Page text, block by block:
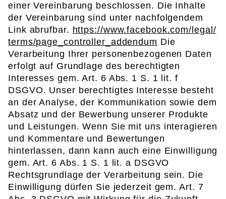
einer Vereinbarung beschlossen. Die Inhalte
der Vereinbarung sind unter nachfolgendem
Link abrufbar. https://www.facebook.com/legal/
terms/page_controller_addendum Die
Verarbeitung Ihrer personenbezogenen Daten
erfolgt auf Grundlage des berechtigten
Interesses gem. Art. 6 Abs. 1 S. 1 lit. f
DSGVO. Unser berechtigtes Interesse besteht
an der Analyse, der Kommunikation sowie dem
Absatz und der Bewerbung unserer Produkte
und Leistungen. Wenn Sie mit uns interagieren
und Kommentare und Bewertungen
hinterlassen, dann kann auch eine Einwilligung
gem. Art. 6 Abs. 1 S. 1 lit. a DSGVO
Rechtsgrundlage der Verarbeitung sein. Die
Einwilligung dürfen Sie jederzeit gem. Art. 7